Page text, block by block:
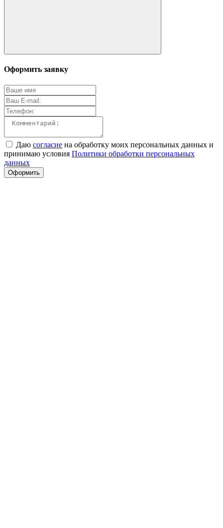
Оформить заявку
Даю согласие на обработку моих персональных данных и
принимаю условия Политики обработки персональных
данных
Оформить